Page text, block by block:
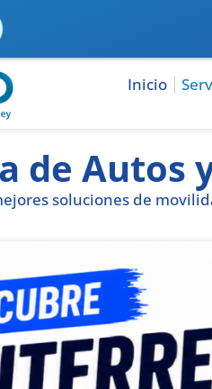
Inicio
de Autos
soluciones de